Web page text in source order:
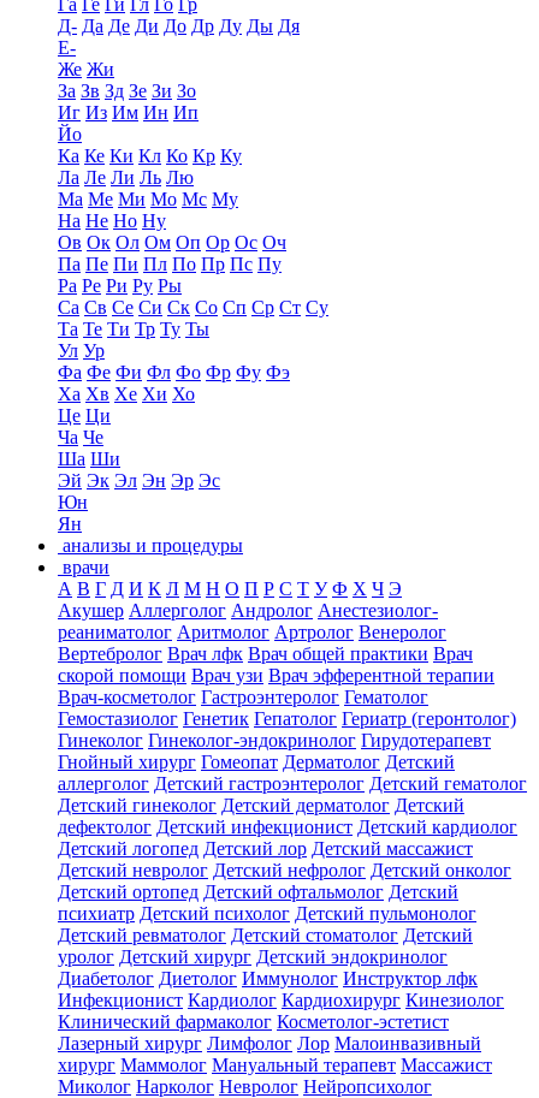
Га Ге Ги Гл Го Гр
Д- Да Де Ди До Др Ду Ды Дя
Е-
Же Жи
За Зв Зд Зе Зи Зо
Иг Из Им Ин Ип
Йо
Ка Ке Ки Кл Ко Кр Ку
Ла Ле Ли Ль Лю
Ма Ме Ми Мо Мс Му
На Не Но Ну
Ов Ок Ол Ом Оп Ор Ос Оч
Па Пе Пи Пл По Пр Пс Пу
Ра Ре Ри Ру Ры
Са Св Се Си Ск Со Сп Ср Ст Су
Та Те Ти Тр Ту Ты
Ул Ур
Фа Фе Фи Фл Фо Фр Фу Фэ
Ха Хв Хе Хи Хо
Це Ци
Ча Че
Ша Ши
Эй Эк Эл Эн Эр Эс
Юн
Ян
анализы и процедуры
врачи
А В Г Д И К Л М Н О П Р С Т У Ф Х Ч Э
Акушер Аллерголог Андролог Анестезиолог-
реаниматолог Аритмолог Артролог Венеролог
Вертебролог Врач лфк Врач общей практики Врач
скорой помощи Врач узи Врач эфферентной терапии
Врач-косметолог Гастроэнтеролог Гематолог
Гемостазиолог Генетик Гепатолог Гериатр (геронтолог)
Гинеколог Гинеколог-эндокринолог Гирудотерапевт
Гнойный хирург Гомеопат Дерматолог Детский
аллерголог Детский гастроэнтеролог Детский гематолог
Детский гинеколог Детский дерматолог Детский
дефектолог Детский инфекционист Детский кардиолог
Детский логопед Детский лор Детский массажист
Детский невролог Детский нефролог Детский онколог
Детский ортопед Детский офтальмолог Детский
психиатр Детский психолог Детский пульмонолог
Детский ревматолог Детский стоматолог Детский
уролог Детский хирург Детский эндокринолог
Диабетолог Диетолог Иммунолог Инструктор лфк
Инфекционист Кардиолог Кардиохирург Кинезиолог
Клинический фармаколог Косметолог-эстетист
Лазерный хирург Лимфолог Лор Малоинвазивный
хирург Маммолог Мануальный терапевт Массажист
Миколог Нарколог Невролог Нейропсихолог